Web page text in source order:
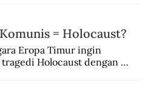
= Holocaust?
Eropa Timur ingin
Holocaust dengan